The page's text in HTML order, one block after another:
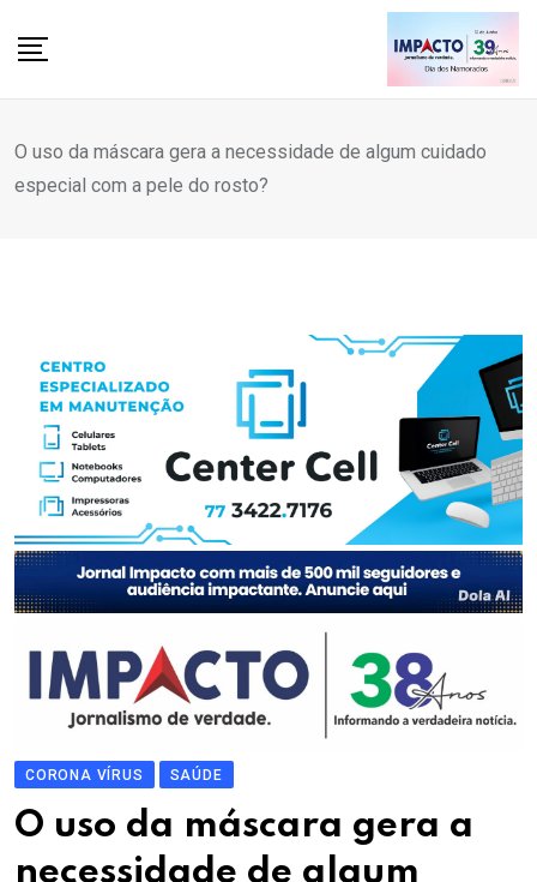
O uso da máscara gera a necessidade de algum cuidado
especial com a pele do rosto?
CORONA VÍRUS SAÚDE
O uso da máscara gera a
necessidade de algum